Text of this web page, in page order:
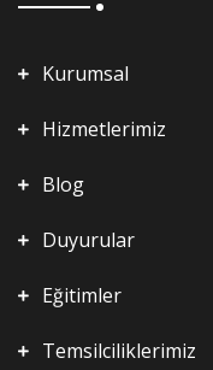
Kurumsal
Hizmetlerimiz
Blog
Duyurular
Eğitimler
Temsilciliklerimiz